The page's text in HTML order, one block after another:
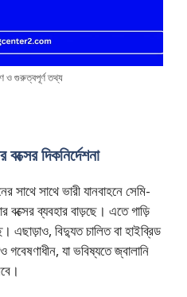
ও গুরুত্বপূর্ণ তথ্য
দিকনির্দেশনা
সাথে সাথে ভারী যানবাহনে সেমি-
ব্যবহার বাড়ছে। এতে গাড়ি
বিদ্যুত চালিত বা হাইব্রিড
গবেষণাধীন, যা ভবিষ্যতে জ্বালানি